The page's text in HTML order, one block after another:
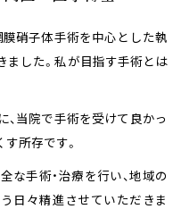
硝子体手術を中心とした執
ました。私が目指す手術とは
当院で手術を受けて良かっ
所存です。
手術・治療を行い、地域の
日々精進させていただきま